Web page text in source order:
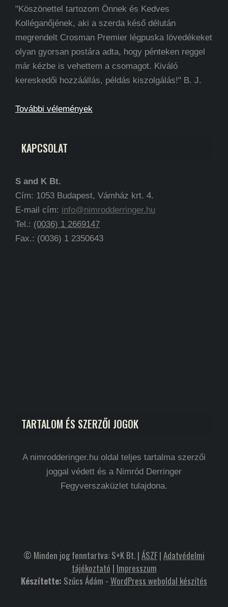
"Köszönettel tartozom Önnek és Kedves
Kolléganőjének, aki a szerda késő délután
megrendelt Crosman Premier légpuska lövedékeket
olyan gyorsan postára adta, hogy pénteken reggel
már kézbe is vehettem a csomagot. Kiváló
kereskedői hozzáállás, példás kiszolgálás!" B. J.
További vélemények
KAPCSOLAT
S and K Bt.
Cím: 1053 Budapest, Vámház krt. 4.
E-mail cím: info@nimrodderringer.hu
Tel.: (0036) 1 2669147
Fax.: (0036) 1 2350643
TARTALOM ÉS SZERZŐI JOGOK
A nimrodderinger.hu oldal teljes tartalma szerzői
joggal védett és a Nimród Derringer
Fegyverszaküzlet tulajdona.
© Minden jog fenntartva: S+K Bt. | ÁSZF| Adatvédelmi
tájékoztató | Impresszum
Készítette: Szűcs Ádám - WordPress weboldal készítés